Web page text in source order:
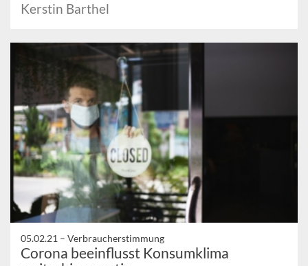
Kerstin Barthel
05.02.21 – Verbraucherstimmung
Corona beeinflusst Konsumklima